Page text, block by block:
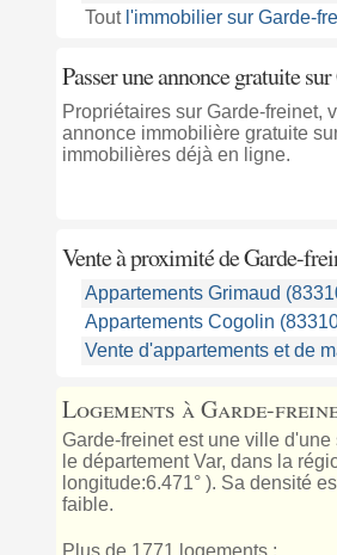
Tout l'immobilier sur Garde-
Passer une annonce gratuite
Propriétaires sur Garde-freinet,
annonce immobilière gratuite
immobilières déjà en ligne.
Vente à proximitéde Garde-
Appartements Grimaud
Appartements Cogolin
Vente d'appartements et de
Logements à Garde-
Garde-freinet est une ville
le département Var, dans la
longitude:6.471° ). Sa densité
faible.
Plus de 1771 logements :